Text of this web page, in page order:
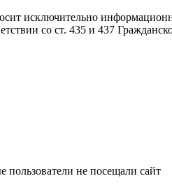
исключительно
со ст. 435 и 437
пользователи не посещали сайт